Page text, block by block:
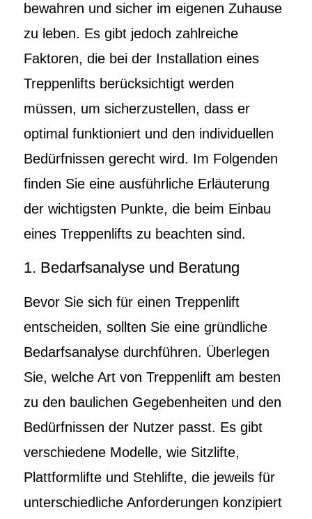
bewahren und sicher im eigenen Zuhause
zu leben. Es gibt jedoch zahlreiche
Faktoren, die bei der Installation eines
Treppenlifts berücksichtigt werden
müssen, um sicherzustellen, dass er
optimal funktioniert und den individuellen
Bedürfnissen gerecht wird. Im Folgenden
finden Sie eine ausführliche Erläuterung
der wichtigsten Punkte, die beim Einbau
eines Treppenlifts zu beachten sind.
1. Bedarfsanalyse und Beratung
Bevor Sie sich für einen Treppenlift
entscheiden, sollten Sie eine gründliche
Bedarfsanalyse durchführen. Überlegen
Sie, welche Art von Treppenlift am besten
zu den baulichen Gegebenheiten und den
Bedürfnissen der Nutzer passt. Es gibt
verschiedene Modelle, wie Sitzlifte,
Plattformlifte und Stehlifte, die jeweils für
unterschiedliche Anforderungen konzipiert